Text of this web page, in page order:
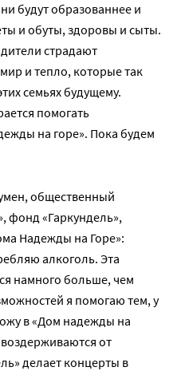
будут образованнее и
и обуты, здоровы и сыты.
страдают
и тепло, которые так
семьях будущему.
помогать
на горе». Пока будем
общественный
фонд «Гаркундель»,
Надежды на Горе»:
алкоголь. Эта
намного больше, чем
я помогаю тем, у
в «Дом надежды на
от
делает концерты в